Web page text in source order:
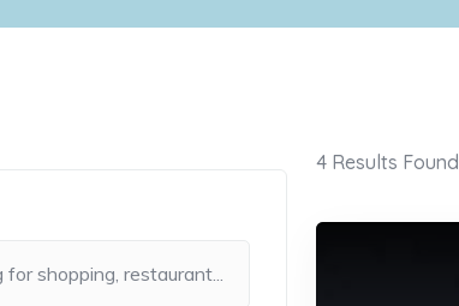
4Results Found